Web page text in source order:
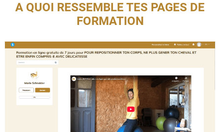
A QUOI RESSEMBLE TES PAGES DE
FORMATION